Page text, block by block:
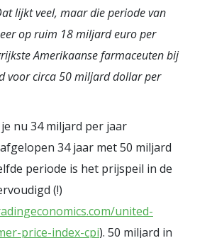
lijkt veel, maar die periode van
op ruim 18 miljard euro per
Amerikaanse farmaceuten bij
voor circa 50 miljard dollar per
nu 34 miljard per jaar
34 jaar met 50 miljard
periode is het prijspeil in de
(!)
united-
price-index-cpi). 50 miljard in